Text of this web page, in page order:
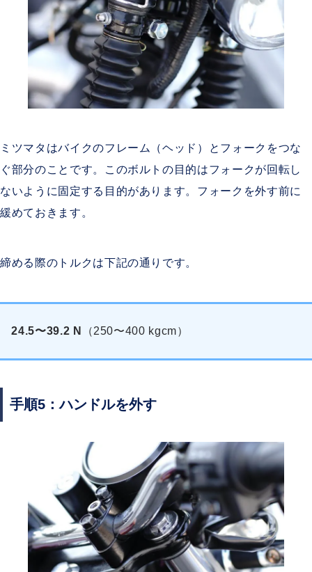
ミツマタはバイクのフレーム（ヘッド）とフォークをつな
ぐ部分のことです。このボルトの目的はフォークが回転し
ないように固定する目的があります。フォークを外す前に
緩めておきます。
締める際のトルクは下記の通りです。
24.5〜39.2 N （250〜400 kgcm）
手順5：ハンドルを外す